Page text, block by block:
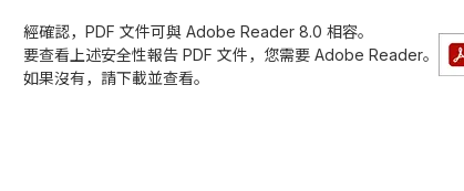
經確認，PDF 文件可與 Adobe Reader 8.0 相容。
要查看上述安全性報告 PDF 文件，您需要 Adobe Reader。
如果沒有，請下載並查看。